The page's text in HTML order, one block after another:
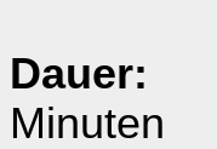
Dauer:
Minuten